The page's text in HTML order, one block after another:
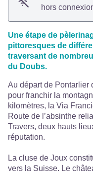
hors
Une étape de
pittoresques de
traversant de
du Doubs.
Au départ de Pontarlier
pour franchir la
kilomètres, la Via
Route de l’absinthe
Travers, deux hauts
réputation.
La cluse de Joux
vers la Suisse. Le